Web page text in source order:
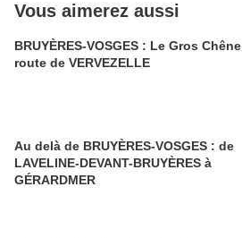
Vous aimerez aussi
BRUYÈRES-VOSGES : Le Gros Chêne
route de VERVEZELLE
Au delà de BRUYÈRES-VOSGES : de
LAVELINE-DEVANT-BRUYÈRES à
GÉRARDMER